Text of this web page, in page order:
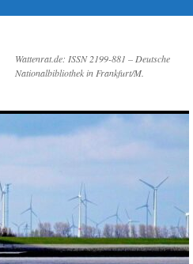
Wattenrat.de: ISSN 2199-881 – Deutsche
Nationalbibliothek in Frankfurt/M.